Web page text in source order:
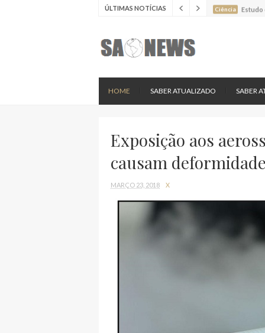
ÚLTIMAS NOTÍCIAS Ciência Estudo
HOME SABER ATUALIZADO SABER
Exposição aos
causam
MARÇO 23, 2018 X